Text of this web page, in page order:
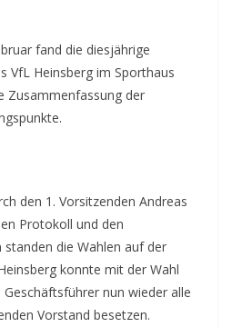
fand die diesjährige
VfL Heinsberg im Sporthaus
Zusammenfassung der
den 1. Vorsitzenden Andreas
Protokoll und den
die Wahlen auf der
konnte mit der Wahl
nun wieder alle
Vorstand besetzen.